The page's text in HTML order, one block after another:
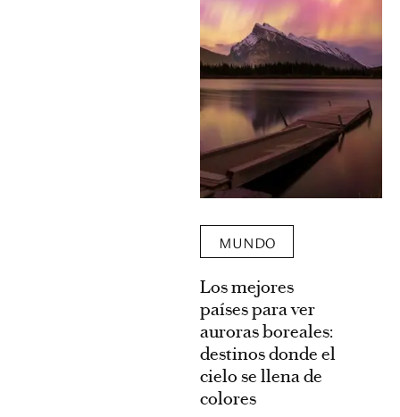
MUNDO
Los mejores
países para ver
auroras boreales:
destinos donde el
cielo se llena de
colores